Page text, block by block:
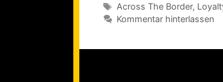
Schlagwörter
Across The Border,
Kommentar hinterlassen